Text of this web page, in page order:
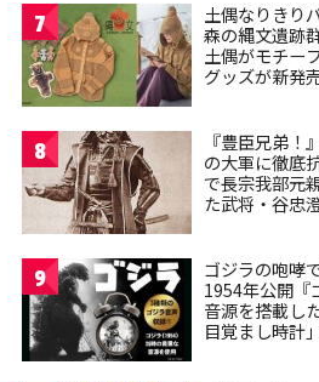
7
土偶なりきり
森の縄文遺跡
土偶がモチー
グッズが新発
8
『豊臣兄弟！
の大軍に徹底
で長宗我部元
た武将・谷忠
9
ゴジラの咆哮
1954年公開『
音源を搭載し
目覚まし時計